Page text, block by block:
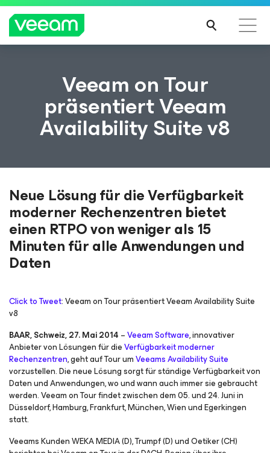
Hinweise von Veeam für Kunden, die vom Content-
Update von CrowdStrike betroffen sind
Veeam on Tour
präsentiert Veeam
Availability Suite v8
Neue Lösung für die Verfügbarkeit
moderner Rechenzentren bietet
einen RTPO von weniger als 15
Minuten für alle Anwendungen und
Daten
Click to Tweet: Veeam on Tour präsentiert Veeam Availability Suite
v8
BAAR, Schweiz, 27. Mai 2014 –Veeam Software, innovativer
Anbieter von Lösungen für dieVerfügbarkeit moderner
Rechenzentren, geht auf Tour umVeeams Availability Suite
vorzustellen. Die neue Lösung sorgt für ständige Verfügbarkeit von
Daten und Anwendungen, wo und wann auch immer sie gebraucht
werden. Veeam on Tour findet zwischen dem 05. und 24. Juni in
Düsseldorf, Hamburg, Frankfurt, München, Wien und Egerkingen
statt.
Veeams Kunden WEKA MEDIA (D), Trumpf (D) und Oetiker (CH)